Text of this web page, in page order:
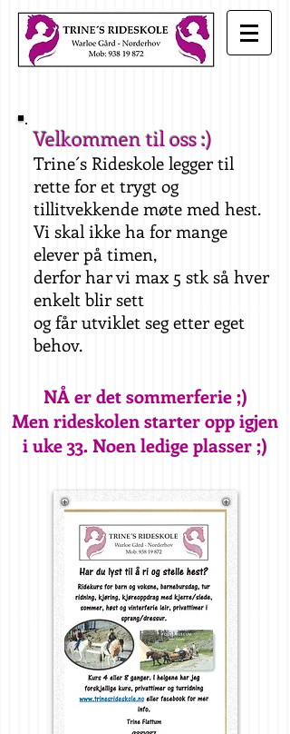
Velkommen til oss :)
Trine´s Rideskole legger til
rette for et trygt og
tillitvekkende møte med hest.
Vi skal ikke ha for mange
elever på timen,
derfor har vi max 5 stk så hver
enkelt blir sett
og får utviklet seg etter eget
behov.
NÅ er det sommerferie ;)
Men rideskolen starter opp igjen
i uke 33. Noen ledige plasser ;)